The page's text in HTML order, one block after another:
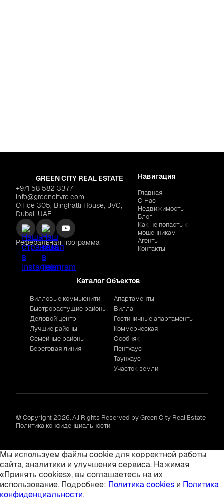
GREEN CITY REAL ESTATE
+971 58 582 3377
info@greencityre.com
Office 305, Binghatti House, JVC,
Dubai, UAE
Реферальная программа
Навигация
Главная
О Нас
Недвижимость
Блог
Как не попасть к
мошенникам
Агенты
Контакты
Каталог Объектов
Вилловые коммьюнити
Быстрорастущие районы
Деловой центр
Лучшие районы
Семейные районы
Береговая линия
Апартаменты
Вилла
Гостиничные апартаменты
Коммерческая
Особняк
Пентхаус
Таунхаус
Участок земли
© Copyright 2026. All Rights Reserved by Green City Real Estate
Политика конфиденциальности
Мы используем файлы cookie для корректной работы
сайта, аналитики и улучшения сервиса. Нажимая
«Принять cookies», вы соглашаетесь на их
использование. Подробнее: Политика cookies и Политика
конфиденциальности.